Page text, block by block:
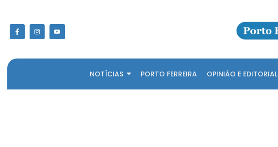
NOTÍCIAS PORTO FERREIRA OPINIÃO E EDITORIAL